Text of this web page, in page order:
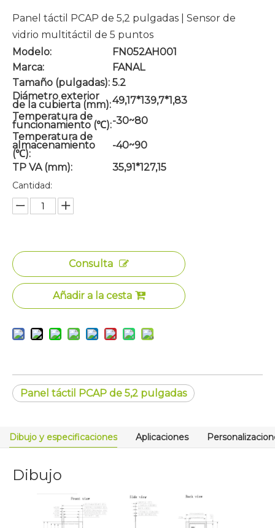
Panel táctil PCAP de 5,2 pulgadas | Sensor de
vidrio multitáctil de 5 puntos
Modelo:
FN052AH001
Marca:
FANAL
Tamaño (pulgadas): 5.2
Diámetro exterior
de la cubierta (mm):49,17*139,7*1,83
Temperatura de
funcionamiento (℃):-30~80
Temperatura de
almacenamiento
(℃):
-40~90
TP VA (mm):
35,91*127,15
Cantidad:
Consulta
Añadir a la cesta
Panel táctil PCAP de 5,2 pulgadas
Dibujo y especificaciones Aplicaciones
Dibujo